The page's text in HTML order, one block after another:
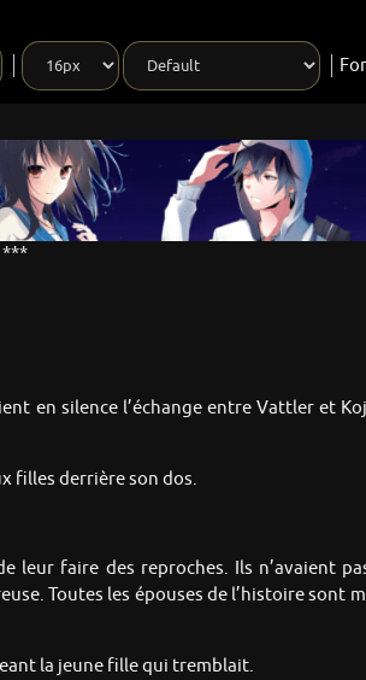
***
en silence l’échange entre Vattler et
filles derrière son dos.
faire des reproches. Ils n’avaient
Toutes les épouses de l’histoire sont
la jeune fille qui tremblait.